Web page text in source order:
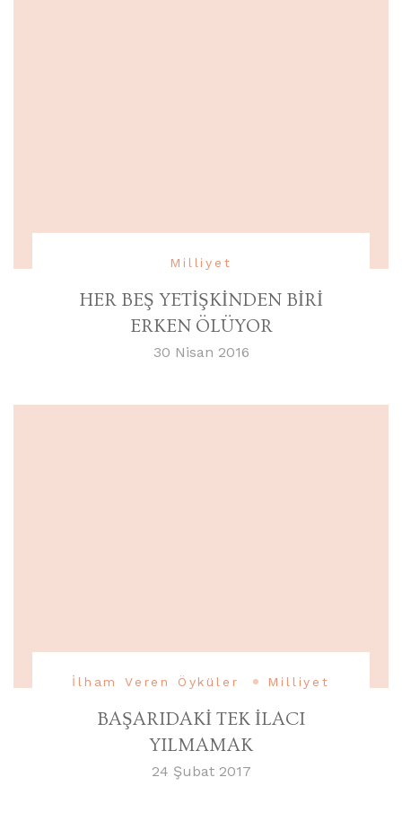
Milliyet
HER BEŞ YETİŞKİNDEN BİRİ
ERKEN ÖLÜYOR
30 Nisan 2016
İlham Veren Öyküler Milliyet
BAŞARIDAKİ TEK İLACI
YILMAMAK
24 Şubat 2017